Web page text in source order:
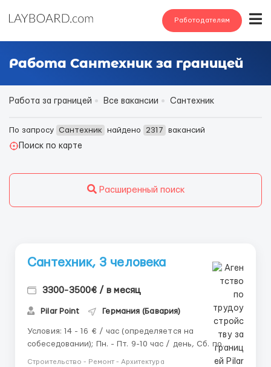
Работодателям
Работа Сантехник за границей
Работа за границей Все вакансии Сантехник
По запросу Сантехник найдено 2317
вакансий
Поиск по карте
Расширенный поиск
Сантехник, 3 человека
3300-3500€ / в месяц
Pilar Point Германия (Бавария)
Условия: 14 - 16 € / час (определяется на
собеседовании); Пн. - Пт. 9-10 час / день, Сб. по
Строительство - Ремонт - Архитектура